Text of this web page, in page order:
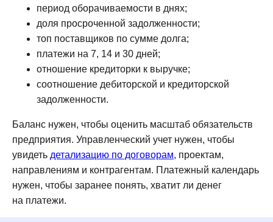
период оборачиваемости в днях;
доля просроченной задолженности;
топ поставщиков по сумме долга;
платежи на 7, 14 и 30 дней;
отношение кредиторки к выручке;
соотношение дебиторской и кредиторской
задолженности.
Баланс нужен, чтобы оценить масштаб обязательств
предприятия. Управленческий учет нужен, чтобы
увидеть детализацию по договорам, проектам,
направлениям и контрагентам. Платежный календарь
нужен, чтобы заранее понять, хватит ли денег
на платежи.